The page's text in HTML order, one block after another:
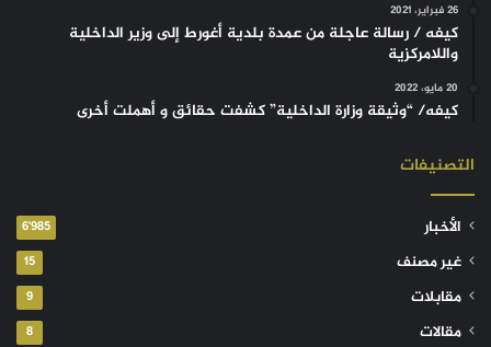
26 فبراير، 2021
كيفه / رسالة عاجلة من عمدة بلدية أغورط إلى وزير الداخلية
واللامركزية
20 مايو، 2022
كيفه/ “وثيقة وزارة الداخلية” كشفت حقائق و أهملت أخرى
التصنيفات
الأخبار 6٬985
غير مصنف 15
مقابلات 9
مقالات 8